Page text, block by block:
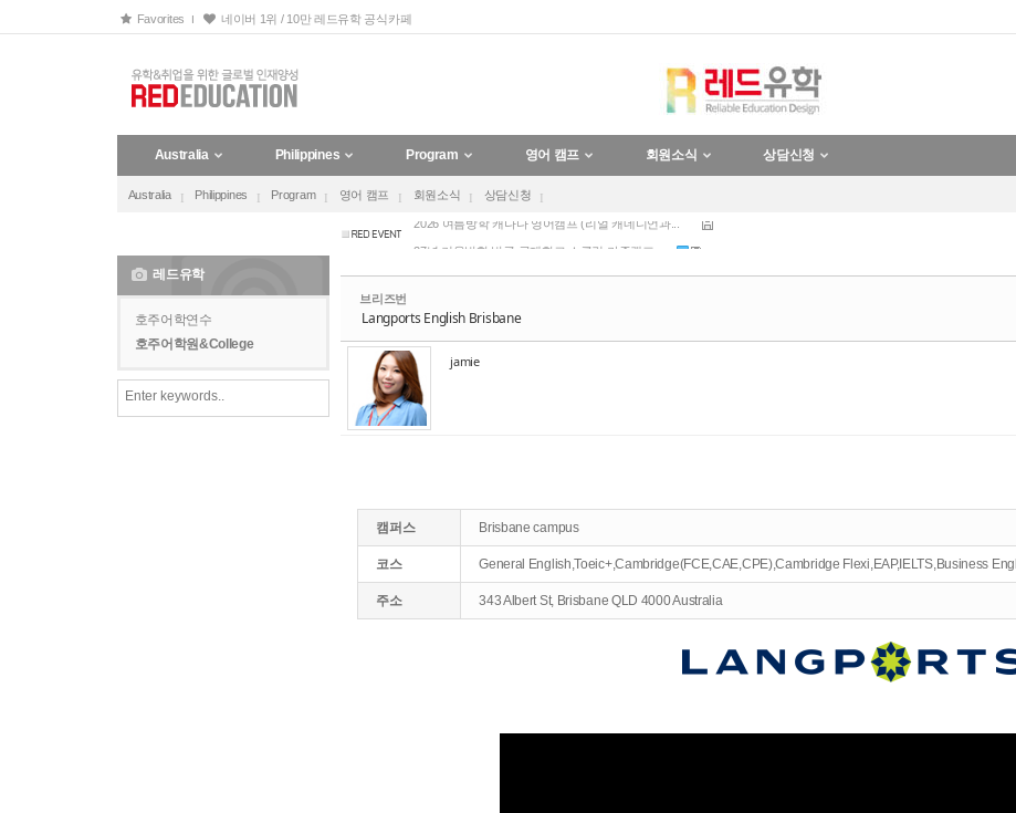
Favorites 네이버 1위 / 10만 레드유학 공식카페
Australia Philippines Program 영어 캠프 회원소식 상담신청
Australia Philippines Program 영어 캠프 회원소식 상담신청
레드유학
호주어학연수
호주어학원&College
호주 유아교육 보육교사 일자리 보장 호주 채용 ...
2027 겨울방학 다낭 가족캠프 한달살기 (국제학교...
2026 여름방학 캐나다 영어캠프 (리얼 캐네디언과...
27년 겨울방학 방콕 국제학교 스쿨링 가족캠프
2027 겨울방학 다낭 가족캠프 한달살기 (국제학교...
2026 여름방학 캐나다 영어캠프 (리얼 캐네디언과...
27년 겨울방학 방콕 국제학교 스쿨링 가족캠프
27년 겨울방학 푸켓 국제학교 스쿨링 가족캠프
브리즈번
Langports English Brisbane
jamie
캠퍼스 Brisbane campus
코스 General English,Toeic+,Cambridge(FCE,CAE,CPE),Cambridge Flexi,EAP,IELTS,Business
주소 343 Albert St, Brisbane QLD 4000 Australia